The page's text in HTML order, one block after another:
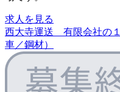
求人を見る
西大寺運送 有限会社の
車／鋼材）